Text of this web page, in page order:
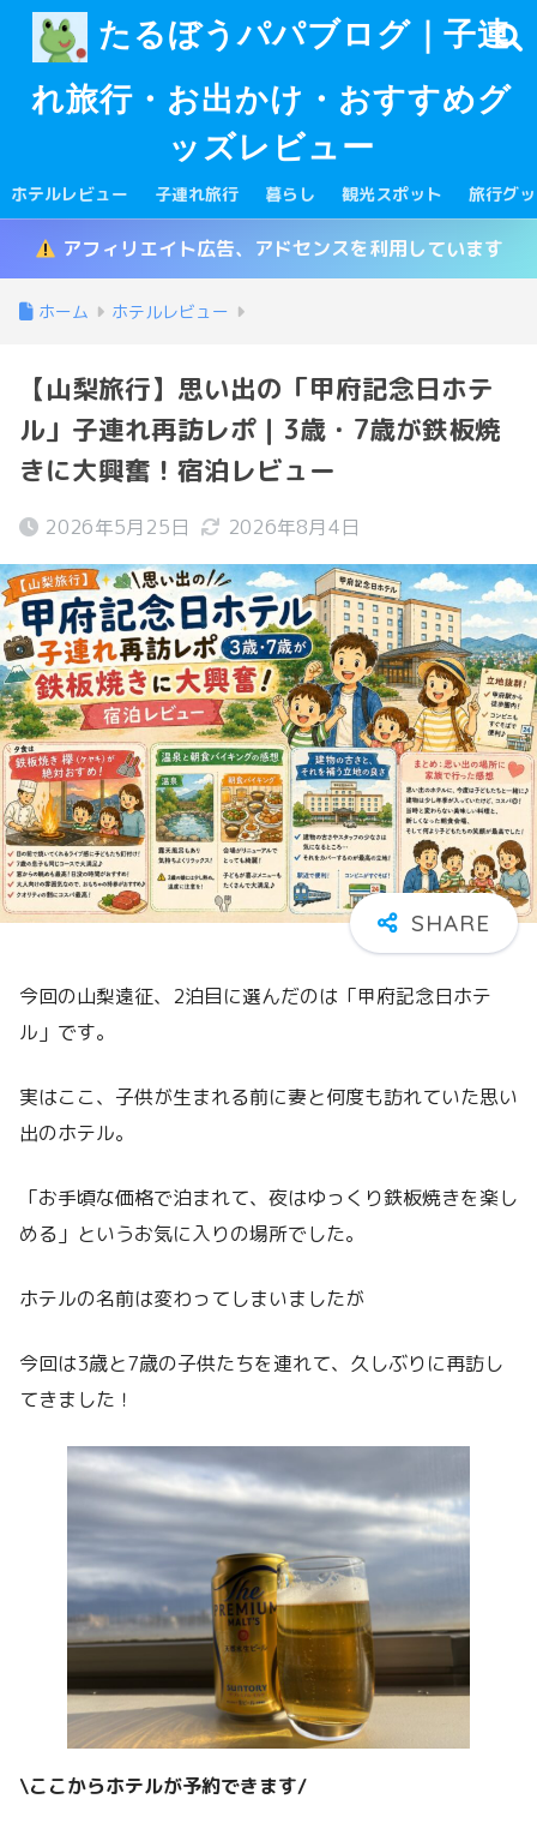
たるぼうパパブログ｜子連
れ旅行・お出かけ・おすすめグ
ッズレビュー
ホテルレビュー 子連れ旅行 暮らし 観光スポット 旅行グ
アフィリエイト広告、アドセンスを利用しています
ホーム ホテルレビュー
【山梨旅行】思い出の「甲府記念日ホテ
ル」子連れ再訪レポ｜3歳・7歳が鉄板焼
きに大興奮！宿泊レビュー
2026年5月25日 2026年8月4日
今回の山梨遠征、2泊目に選んだのは「甲府記念日ホテ
ル」です。
実はここ、子供が生まれる前に妻と何度も訪れていた思い
出のホテル。
「お手頃な価格で泊まれて、夜はゆっくり鉄板焼きを楽し
める」というお気に入りの場所でした。
ホテルの名前は変わってしまいましたが
今回は3歳と7歳の子供たちを連れて、久しぶりに再訪し
てきました！
\ここからホテルが予約できます/